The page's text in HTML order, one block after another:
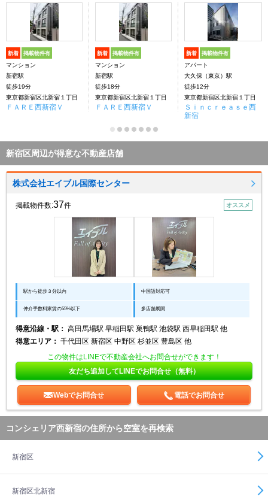
新着 掲載物件有
マンション
新宿駅
徒歩19分
東京都新宿区北新宿１丁目
ＦＡＲＥ西新宿Ｖ
新着 掲載物件有
マンション
新宿駅
徒歩18分
東京都新宿区北新宿１丁目
ＦＡＲＥ西新宿Ｖ
新着 掲載物件有
アパート
大久保（東京）駅
徒歩12分
東京都新宿区北新宿１丁目
Ｓｉｎｃｒｅａｓｅ西
新宿
新宿区周辺が得意な不動産店舗
株式会社エイブル国際センター
掲載物件数:37件 オススメ
駅から徒歩３分以内 中国語対応可
仲介手数料家賃の55%以下 多店舗展開
得意沿線・駅： 高田馬場駅 早稲田駅 巣鴨駅 池袋駅 西早稲田駅 他
得意エリア： 千代田区 新宿区 中野区 杉並区 豊島区 他
この物件はLINEで不動産会社へお問合せができます！
友だち追加してLINEでお問合せ（無料）
Webでお問合せ 電話でお問合せ
コンシェリア西新宿の住所から空室を再検索
新宿区
新宿区北新宿